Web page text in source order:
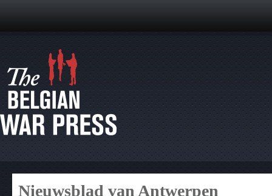
Nieuwsblad van Antwerpen